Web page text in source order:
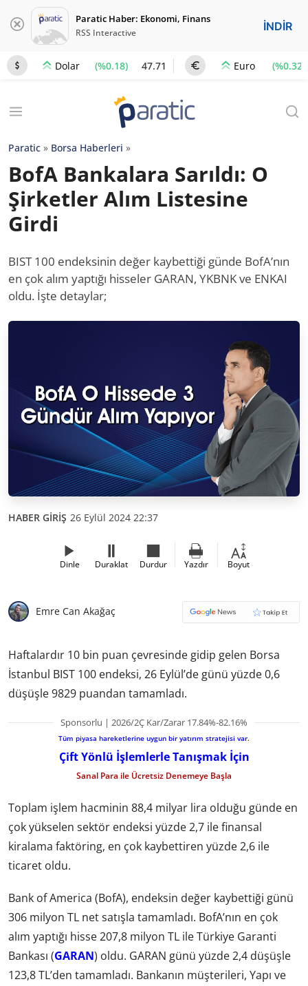
Paratic Haber: Ekonomi, Finans
RSS Interactive İNDİR
Dolar (%0.18) 47.71 Euro (%0.32)
Paratic » Borsa Haberleri »
BofA Bankalara Sarıldı: O
Şirketler Alım Listesine
Girdi
BIST 100 endeksinin değer kaybettiği günde BofA’nın
en çok alım yaptığı hisseler GARAN, YKBNK ve ENKAI
oldu. İşte detaylar;
HABER GİRİŞ 26 Eylül 2024 22:37
Dinle Duraklat Durdur Yazdır Boyut
Emre Can Akağaç
Haftalardır 10 bin puan çevresinde gidip gelen Borsa
İstanbul BIST 100 endeksi, 26 Eylül’de günü yüzde 0,6
düşüşle 9829 puandan tamamladı.
Sponsorlu | 2026/2Ç Kar/Zarar 17.84%-82.16%
Tüm piyasa hareketlerine uygun bir yatırım stratejisi var.
Çift Yönlü İşlemlerle Tanışmak İçin
Sanal Para ile Ücretsiz Denemeye Başla
Toplam işlem hacminin 88,4 milyar lira olduğu günde en
çok yükselen sektör endeksi yüzde 2,7 ile finansal
kiralama faktöring, en çok kaybettiren yüzde 2,6 ile
ticaret oldu.
Bank of America (BofA), endeksin değer kaybettiği günü
306 milyon TL net satışla tamamladı. BofA’nın en çok
alım yaptığı hisse 207,8 milyon TL ile Türkiye Garanti
Bankası (GARAN) oldu. GARAN günü yüzde 2,4 düşüşle
123,8 TL’den tamamladı. Bankanın müşterileri, Yapı ve